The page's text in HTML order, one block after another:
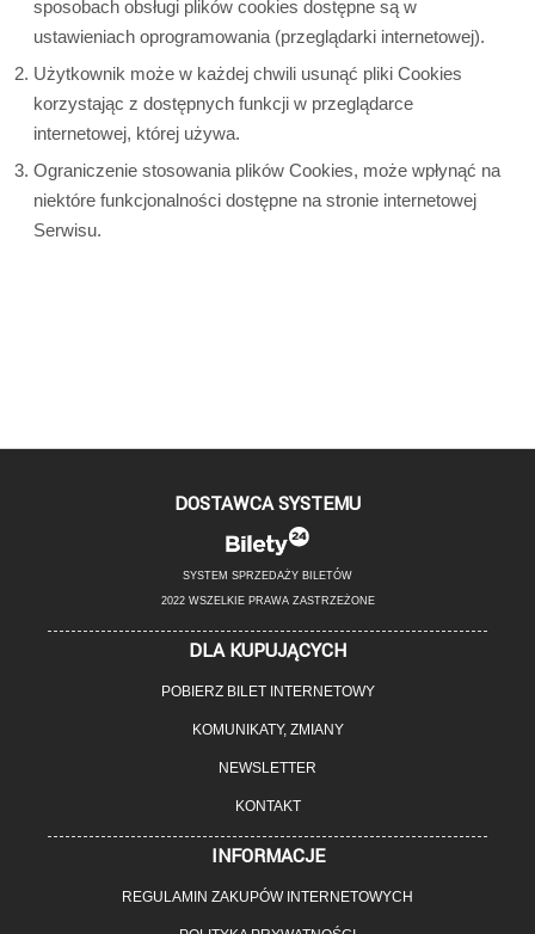
sposobach obsługi plików cookies dostępne są w
ustawieniach oprogramowania (przeglądarki internetowej).
Użytkownik może w każdej chwili usunąć pliki Cookies
korzystając z dostępnych funkcji w przeglądarce
internetowej, której używa.
Ograniczenie stosowania plików Cookies, może wpłynąć na
niektóre funkcjonalności dostępne na stronie internetowej
Serwisu.
DOSTAWCA SYSTEMU
SYSTEM SPRZEDAŻY BILETÓW
2022 WSZELKIE PRAWA ZASTRZEŻONE
DLA KUPUJĄCYCH
POBIERZ BILET INTERNETOWY
KOMUNIKATY, ZMIANY
NEWSLETTER
KONTAKT
INFORMACJE
REGULAMIN ZAKUPÓW INTERNETOWYCH